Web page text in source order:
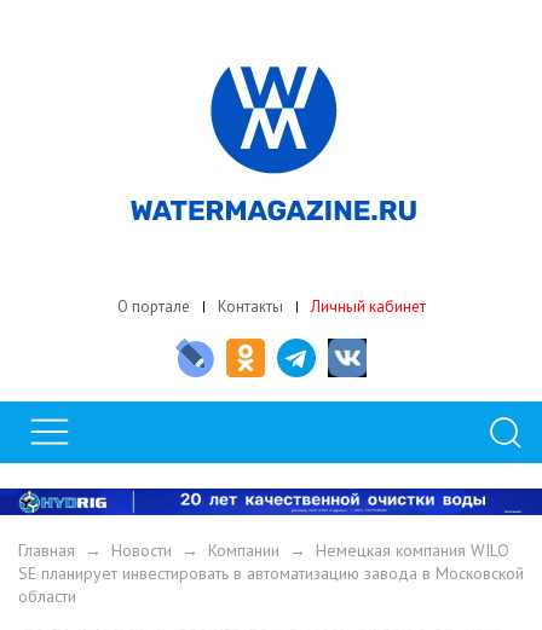
О портале Контакты Личный кабинет
Главная → Новости → Компании → Немецкая компания WILO
SE планирует инвестировать в автоматизацию завода в Московской
области